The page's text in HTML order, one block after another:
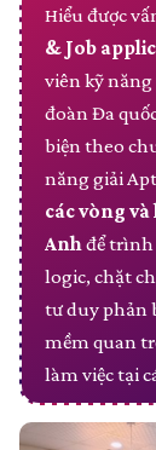
Hiểu được
& Job
viên kỹ năng
đoàn Đa
biện theo
năng giải
các vòng
Anh để trình
logic, chặt
tư duy phản
mềm quan
làm việc tại